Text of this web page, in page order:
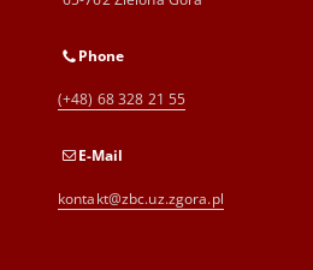
Phone
(+48) 68 328 21 55
E-Mail
kontakt@zbc.uz.zgora.pl